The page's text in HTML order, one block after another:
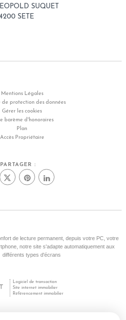
SUQUET
SETE
Mentions Légales
de protection des données
Gérer les cookies
barème d'honoraires
Plan
Accès Propriétaire
PARTAGER :
de lecture permanent, depuis votre PC, votre
notre site s'adapte automatiquement aux
différents types d'écrans
Logiciel de transaction
Site internet immobilier
Référencement immobilier